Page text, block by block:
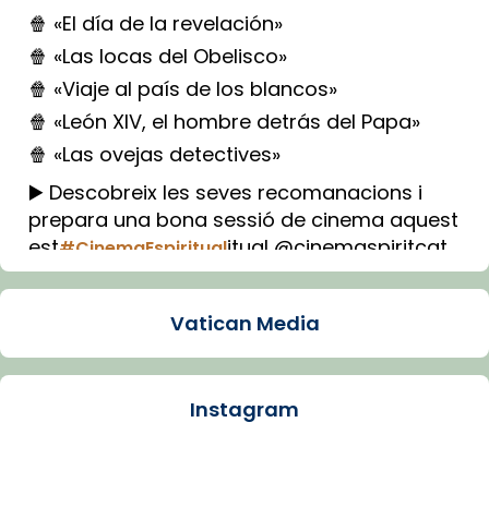
🍿 «El día de la revelación»
🍿 «Las locas del Obelisco»
🍿 «Viaje al país de los blancos»
🍿 «León XIV, el hombre detrás del Papa»
🍿 «Las ovejas detectives»
▶️ Descobreix les seves recomanacions i
prepara una bona sessió de cinema aquest
est#CinemaEspiritualitual @cinemaspiritcat
Imatge: Generada amb IA (OpenAI)
Arquebisbat de Barcelona
Vatican Media
Instagram